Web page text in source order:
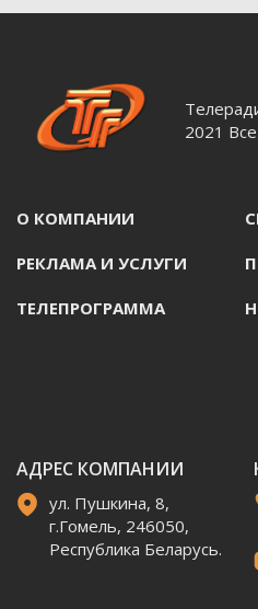
2021
О КОМПАНИИ
РЕКЛАМА И УСЛУГИ
ТЕЛЕПРОГРАММА
АДРЕС КОМПАНИИ
ул. Пушкина, 8,
г.Гомель, 246050,
Республика Беларусь.